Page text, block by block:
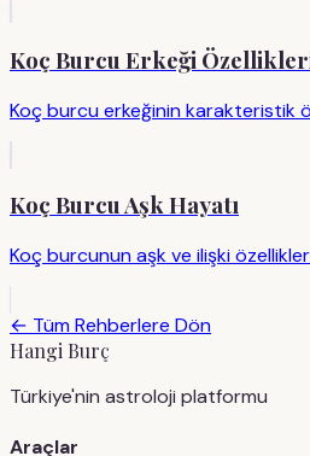
Koç Burcu Erkeği
Koç burcu erkeğinin karakteristik
Koç Burcu Aşk Hayatı
Koç burcunun aşk ve ilişki
← Tüm Rehberlere Dön
Hangi Burç
Türkiye'nin astroloji platformu
Araçlar